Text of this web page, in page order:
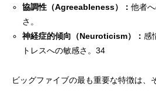
協調性（Agreeableness）：他者
さ。
神経症的傾向（Neuroticism）：感
トレスへの敏感さ。34
ビッグファイブの最も重要な特徴は、